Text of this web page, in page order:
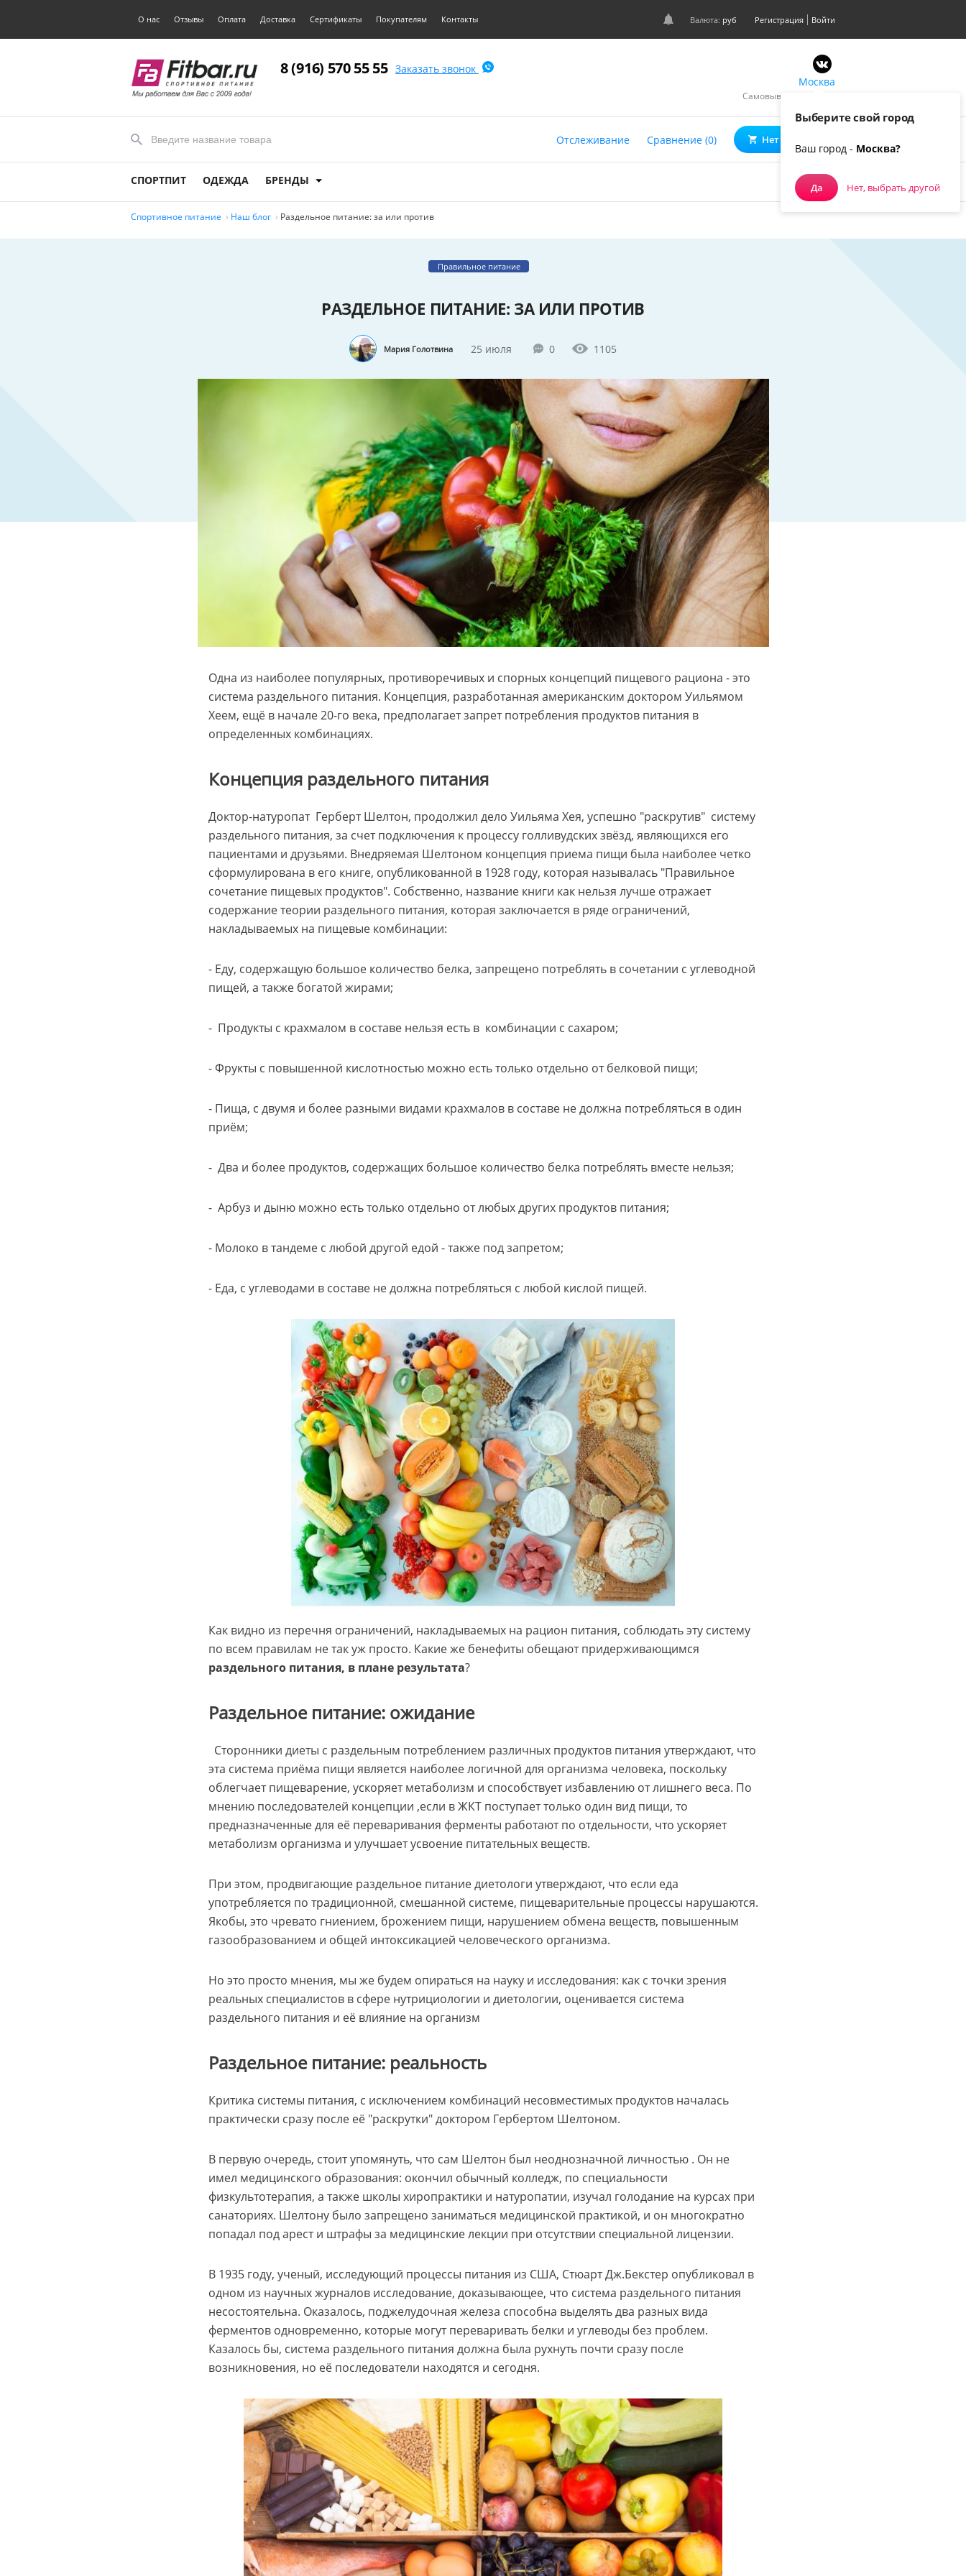
О нас Отзывы Оплата Доставка Сертификаты Покупателям Контакты Валюта: руб Регистрация Войти
8 (916) 570 55 55 Заказать звонок
Москва
Самовывоз, курьером
Отслеживание Сравнение (0) Нет товаров
СПОРТПИТ ОДЕЖДА БРЕНДЫ
Спортивное питание Наш блог Раздельное питание: за или против
Правильное питание
РАЗДЕЛЬНОЕ ПИТАНИЕ: ЗА ИЛИ ПРОТИВ
Мария Голотвина 25 июля 0 1105
Одна из наиболее популярных, противоречивых и спорных концепций пищевого рациона - это
система раздельного питания. Концепция, разработанная американским доктором Уильямом
Хеем, ещё в начале 20-го века, предполагает запрет потребления продуктов питания в
определенных комбинациях.
Концепция раздельного питания
Доктор-натуропат Герберт Шелтон, продолжил дело Уильяма Хея, успешно "раскрутив" систему
раздельного питания, за счет подключения к процессу голливудских звёзд, являющихся его
пациентами и друзьями. Внедряемая Шелтоном концепция приема пищи была наиболее четко
сформулирована в его книге, опубликованной в 1928 году, которая называлась "Правильное
сочетание пищевых продуктов". Собственно, название книги как нельзя лучше отражает
содержание теории раздельного питания, которая заключается в ряде ограничений,
накладываемых на пищевые комбинации:
- Еду, содержащую большое количество белка, запрещено потреблять в сочетании с углеводной
пищей, а также богатой жирами;
- Продукты с крахмалом в составе нельзя есть в комбинации с сахаром;
- Фрукты с повышенной кислотностью можно есть только отдельно от белковой пищи;
- Пища, с двумя и более разными видами крахмалов в составе не должна потребляться в один
приём;
- Два и более продуктов, содержащих большое количество белка потреблять вместе нельзя;
- Арбуз и дыню можно есть только отдельно от любых других продуктов питания;
- Молоко в тандеме с любой другой едой - также под запретом;
- Еда, с углеводами в составе не должна потребляться с любой кислой пищей.
Как видно из перечня ограничений, накладываемых на рацион питания, соблюдать эту систему
по всем правилам не так уж просто. Какие же бенефиты обещают придерживающимся
раздельного питания, в плане результата?
Раздельное питание: ожидание
Сторонники диеты с раздельным потреблением различных продуктов питания утверждают, что
эта система приёма пищи является наиболее логичной для организма человека, поскольку
облегчает пищеварение, ускоряет метаболизм и способствует избавлению от лишнего веса. По
мнению последователей концепции ,если в ЖКТ поступает только один вид пищи, то
предназначенные для её переваривания ферменты работают по отдельности, что ускоряет
метаболизм организма и улучшает усвоение питательных веществ.
При этом, продвигающие раздельное питание диетологи утверждают, что если еда
употребляется по традиционной, смешанной системе, пищеварительные процессы нарушаются.
Якобы, это чревато гниением, брожением пищи, нарушением обмена веществ, повышенным
газообразованием и общей интоксикацией человеческого организма.
Но это просто мнения, мы же будем опираться на науку и исследования: как с точки зрения
реальных специалистов в сфере нутрициологии и диетологии, оценивается система
раздельного питания и её влияние на организм
Раздельное питание: реальность
Критика системы питания, с исключением комбинаций несовместимых продуктов началась
практически сразу после её "раскрутки" доктором Гербертом Шелтоном.
В первую очередь, стоит упомянуть, что сам Шелтон был неоднозначной личностью . Он не
имел медицинского образования: окончил обычный колледж, по специальности
физкультотерапия, а также школы хиропрактики и натуропатии, изучал голодание на курсах при
санаториях. Шелтону было запрещено заниматься медицинской практикой, и он многократно
попадал под арест и штрафы за медицинские лекции при отсутствии специальной лицензии.
В 1935 году, ученый, исследующий процессы питания из США, Стюарт Дж.Бекстер опубликовал в
одном из научных журналов исследование, доказывающее, что система раздельного питания
несостоятельна. Оказалось, поджелудочная железа способна выделять два разных вида
ферментов одновременно, которые могут переваривать белки и углеводы без проблем.
Казалось бы, система раздельного питания должна была рухнуть почти сразу после
возникновения, но её последователи находятся и сегодня.
Выберите свой город
Ваш город - Москва?
Да Нет, выбрать другой